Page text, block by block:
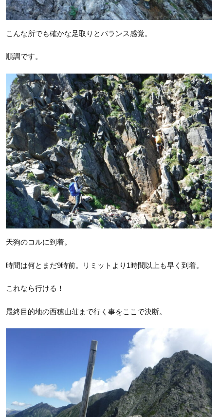
こんな所でも確かな足取りとバランス感覚。
順調です。
天狗のコルに到着。
時間は何とまだ9時前。リミットより1時間以上も早く到着。
これなら行ける！
最終目的地の西穂山荘まで行く事をここで決断。